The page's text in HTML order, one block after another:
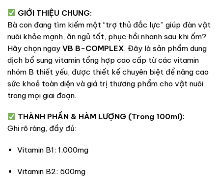
GIỚI THIỆU CHUNG:
Bà con đang tìm kiếm một “trợ thủ đắc lực” giúp đàn vật
nuôi khỏe mạnh, ăn ngủ tốt, phục hồi nhanh sau khi ốm?
Hãy chọn ngay VB B-COMPLEX. Đây là sản phẩm dung
dịch bổ sung vitamin tổng hợp cao cấp từ các vitamin
nhóm B thiết yếu, được thiết kế chuyên biệt để nâng cao
sức khoẻ toàn diện và giá trị thương phẩm cho vật nuôi
trong mọi giai đoạn.
THÀNH PHẦN & HÀM LƯỢNG (Trong 100ml):
Ghi rõ ràng, đầy đủ:
Vitamin B1: 1.000mg
Vitamin B2: 500mg